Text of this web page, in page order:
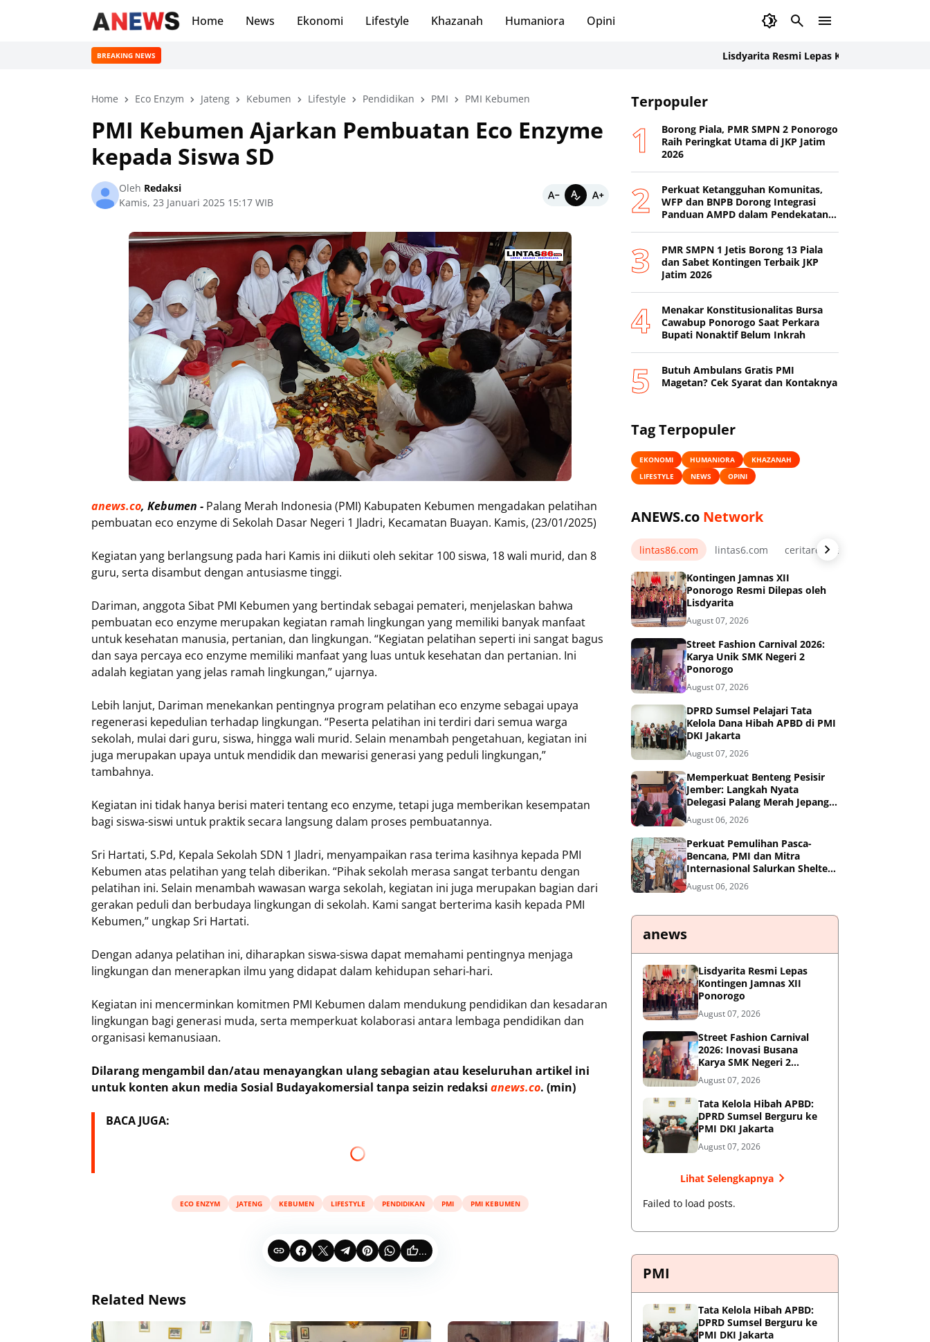
Home News Ekonomi Lifestyle Khazanah Humaniora Opini
BREAKING NEWS Lisdyarita Resmi Lepas Kontingen Jamnas XII
Home Eco Enzym Jateng Kebumen Lifestyle Pendidikan PMI PMI Kebumen
PMI Kebumen Ajarkan Pembuatan Eco Enzyme
kepada Siswa SD
Oleh Redaksi
Kamis, 23 Januari 2025 15:17 WIB
anews.co, Kebumen - Palang Merah Indonesia (PMI) Kabupaten Kebumen mengadakan pelatihan
pembuatan eco enzyme di Sekolah Dasar Negeri 1 Jladri, Kecamatan Buayan. Kamis, (23/01/2025)
Kegiatan yang berlangsung pada hari Kamis ini diikuti oleh sekitar 100 siswa, 18 wali murid, dan 8
guru, serta disambut dengan antusiasme tinggi.
Dariman, anggota Sibat PMI Kebumen yang bertindak sebagai pemateri, menjelaskan bahwa
pembuatan eco enzyme merupakan kegiatan ramah lingkungan yang memiliki banyak manfaat
untuk kesehatan manusia, pertanian, dan lingkungan. “Kegiatan pelatihan seperti ini sangat bagus
dan saya percaya eco enzyme memiliki manfaat yang luas untuk kesehatan dan pertanian. Ini
adalah kegiatan yang jelas ramah lingkungan,” ujarnya.
Lebih lanjut, Dariman menekankan pentingnya program pelatihan eco enzyme sebagai upaya
regenerasi kepedulian terhadap lingkungan. “Peserta pelatihan ini terdiri dari semua warga
sekolah, mulai dari guru, siswa, hingga wali murid. Selain menambah pengetahuan, kegiatan ini
juga merupakan upaya untuk mendidik dan mewarisi generasi yang peduli lingkungan,”
tambahnya.
Kegiatan ini tidak hanya berisi materi tentang eco enzyme, tetapi juga memberikan kesempatan
bagi siswa-siswi untuk praktik secara langsung dalam proses pembuatannya.
Sri Hartati, S.Pd, Kepala Sekolah SDN 1 Jladri, menyampaikan rasa terima kasihnya kepada PMI
Kebumen atas pelatihan yang telah diberikan. “Pihak sekolah merasa sangat terbantu dengan
pelatihan ini. Selain menambah wawasan warga sekolah, kegiatan ini juga merupakan bagian dari
gerakan peduli dan berbudaya lingkungan di sekolah. Kami sangat berterima kasih kepada PMI
Kebumen,” ungkap Sri Hartati.
Dengan adanya pelatihan ini, diharapkan siswa-siswa dapat memahami pentingnya menjaga
lingkungan dan menerapkan ilmu yang didapat dalam kehidupan sehari-hari.
Kegiatan ini mencerminkan komitmen PMI Kebumen dalam mendukung pendidikan dan kesadaran
lingkungan bagi generasi muda, serta memperkuat kolaborasi antara lembaga pendidikan dan
organisasi kemanusiaan.
Dilarang mengambil dan/atau menayangkan ulang sebagian atau keseluruhan artikel ini
untuk konten akun media Sosial Budayakomersial tanpa seizin redaksi anews.co. (min)
BACA JUGA:
ECO ENZYM JATENG KEBUMEN LIFESTYLE PENDIDIKAN PMI PMI KEBUMEN
...
Related News
Terpopuler
Borong Piala, PMR SMPN 2 Ponorogo
Raih Peringkat Utama di JKP Jatim
2026
Perkuat Ketangguhan Komunitas,
WFP dan BNPB Dorong Integrasi
Panduan AMPD dalam Pendekatan
PMR SMPN 1 Jetis Borong 13 Piala
dan Sabet Kontingen Terbaik JKP
Jatim 2026
Menakar Konstitusionalitas Bursa
Cawabup Ponorogo Saat Perkara
Bupati Nonaktif Belum Inkrah
Butuh Ambulans Gratis PMI
Magetan? Cek Syarat dan Kontaknya
Tag Terpopuler
EKONOMI HUMANIORA
KHAZANAH
LIFESTYLE
NEWS OPINI
ANEWS.co Network
lintas86.com lintas6.com ceritarelawan.my.id
Kontingen Jamnas XII
Ponorogo Resmi Dilepas oleh
Lisdyarita
August 07, 2026
Street Fashion Carnival 2026:
Karya Unik SMK Negeri 2
Ponorogo
August 07, 2026
DPRD Sumsel Pelajari Tata
Kelola Dana Hibah APBD di PMI
DKI Jakarta
August 07, 2026
Memperkuat Benteng Pesisir
Jember: Langkah Nyata
Delegasi Palang Merah Jepang
Dampingi Relawan dan Sekolah
Tangguh Bencana
August 06, 2026
Perkuat Pemulihan Pasca-
Bencana, PMI dan Mitra
Internasional Salurkan Shelter
Toolkit untuk 1.200 Keluarga di
Aceh Utara
August 06, 2026
anews
Lisdyarita Resmi Lepas
Kontingen Jamnas XII
Ponorogo
August 07, 2026
Street Fashion Carnival
2026: Inovasi Busana
Karya SMK Negeri 2
Ponorogo
August 07, 2026
Tata Kelola Hibah APBD:
DPRD Sumsel Berguru ke
PMI DKI Jakarta
August 07, 2026
Lihat Selengkapnya
Failed to load posts.
PMI
Tata Kelola Hibah APBD:
DPRD Sumsel Berguru ke
PMI DKI Jakarta